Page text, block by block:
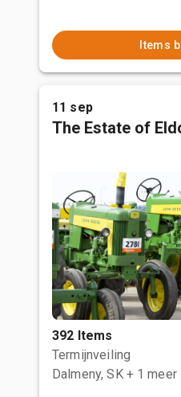
Items
11 sep
The Estate of
392 Items
Termijnveiling
Dalmeny, SK + 1 meer